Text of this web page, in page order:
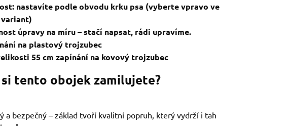
nastavíte podle obvodu krku psa (vyberte vpravo ve
úpravy na míru – stačí napsat, rádi upravíme.
na plastový trojzubec
55 cm zapínání na kovový trojzubec
si tento obojek zamilujete?
a bezpečný – základ tvoří kvalitní popruh, který vydrží i tah